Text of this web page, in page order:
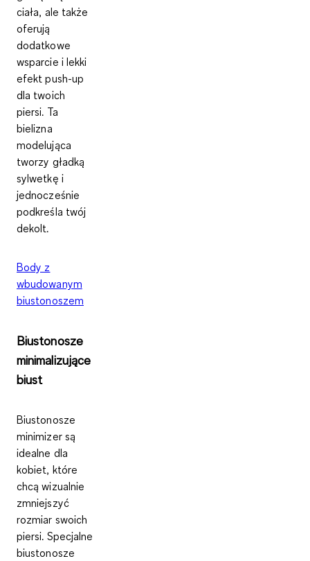
ciała, ale także
oferują
dodatkowe
wsparcie i lekki
efekt push-up
dla twoich
piersi. Ta
bielizna
modelująca
tworzy gładką
sylwetkę i
jednocześnie
podkreśla twój
dekolt.
Body z
wbudowanym
biustonoszem
Biustonosze
minimalizujące
biust
Biustonosze
minimizer są
idealne dla
kobiet, które
chcą wizualnie
zmniejszyć
rozmiar swoich
piersi. Specjalne
biustonosze